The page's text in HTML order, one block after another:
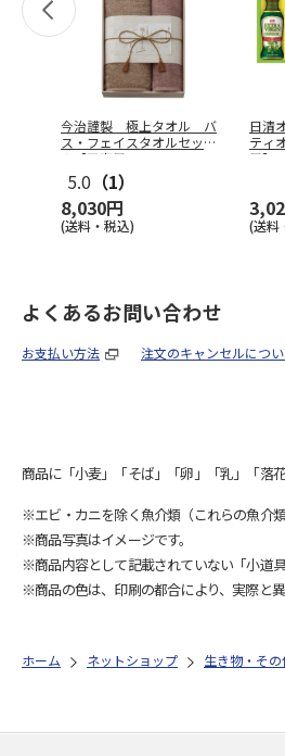
今治謹製 極上タオル バ
ス・フェイスタオルセット
Ａ【弔事用
5.0 （1）
8,030円
(送料・税込)
日清
ティ
用】
(送料
よくあるお問い合わせ
お支払い方法 注文のキャンセルにつ
商品に「小麦」「そば」「卵」「乳」「落
※エビ・カニを除く魚介類（これらの魚介
※商品写真はイメージです。
※商品内容として記載されていない「小道
※商品の色は、印刷の都合により、実際と異
ホーム ネットショップ 生き物・その